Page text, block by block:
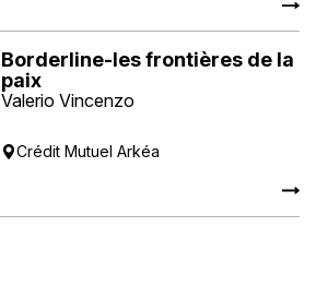
Borderline-les frontières de la
paix
Valerio Vincenzo
Crédit Mutuel Arkéa